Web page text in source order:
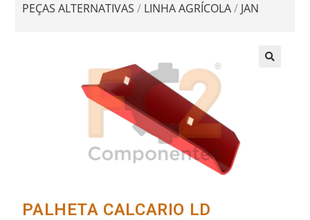
PEÇAS ALTERNATIVAS / LINHA AGRÍCOLA/ JAN
PALHETA CALCARIO LD